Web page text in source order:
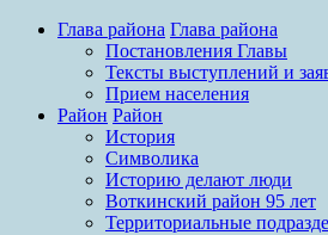
Глава района Глава района
Постановления Главы
Тексты выступлений и
Прием населения
Район Район
История
Символика
Историю делают люди
Воткинский район 95 лет
Территориальные